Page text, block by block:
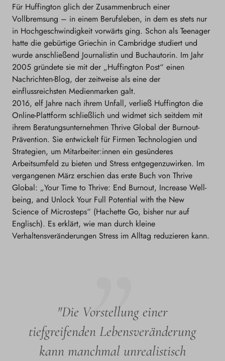
Für Huffington glich der Zusammenbruch einer
Vollbremsung – in einem Berufsleben, in dem es stets nur
in Hochgeschwindigkeit vorwärts ging. Schon als Teenager
hatte die gebürtige Griechin in Cambridge studiert und
wurde anschließend Journalistin und Buchautorin. Im Jahr
2005 gründete sie mit der „Huffington Post“ einen
Nachrichten-Blog, der zeitweise als eine der
einflussreichsten Medienmarken galt.
2016, elf Jahre nach ihrem Unfall, verließ Huffington die
Online-Plattform schließlich und widmet sich seitdem mit
ihrem Beratungsunternehmen Thrive Global der Burnout-
Prävention. Sie entwickelt für Firmen Technologien und
Strategien, um Mitarbeiter:innen ein gesünderes
Arbeitsumfeld zu bieten und Stress entgegenzuwirken. Im
vergangenen März erschien das erste Buch von Thrive
Global: „Your Time to Thrive: End Burnout, Increase Well-
being, and Unlock Your Full Potential with the New
Science of Microsteps“ (Hachette Go, bisher nur auf
Englisch). Es erklärt, wie man durch kleine
Verhaltensveränderungen Stress im Alltag reduzieren kann.
"Die Vorstellung einer
tiefgreifenden Lebensveränderung
kann manchmal unrealistisch